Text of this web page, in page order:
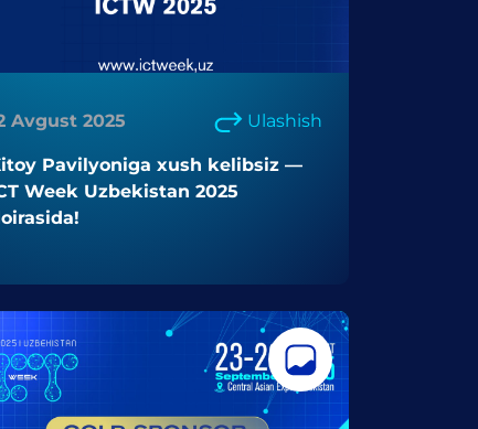
Avgust 2025 Ulashish
Pavilyoniga xush kelibsiz —
Week Uzbekistan 2025